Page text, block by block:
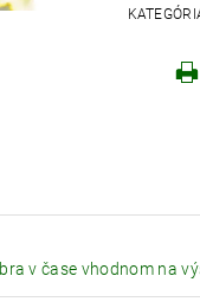
v čase vhodnom na